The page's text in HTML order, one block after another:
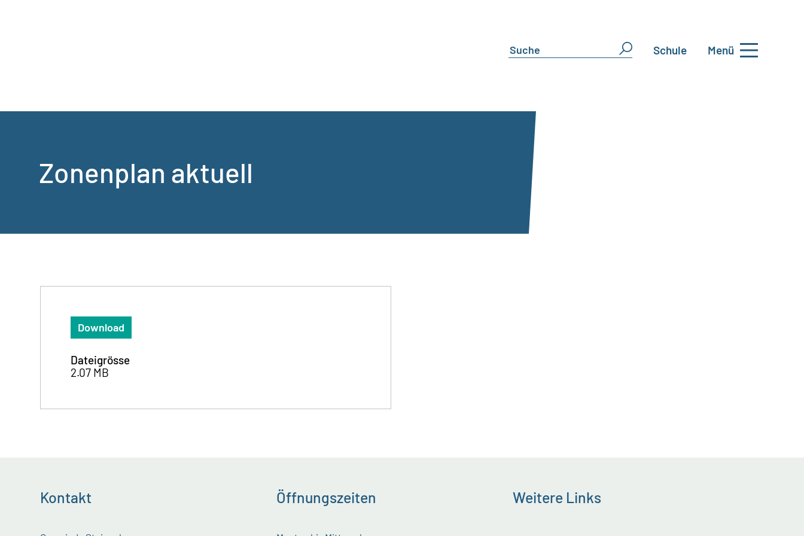
Schule Menü
Zonenplan aktuell
Download
Dateigrösse
2.07 MB
Kontakt Öffnungszeiten Weitere Links